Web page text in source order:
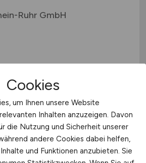
Ruhr GmbH
Cookies
um Ihnen unsere Website
Inhalten anzuzeigen. Davon
die Nutzung und Sicherheit unserer
andere Cookies dabei helfen,
und Funktionen anzubieten. Sie